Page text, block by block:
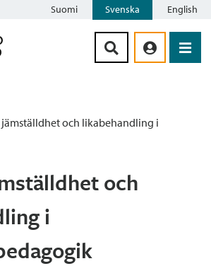
Suomi Svenska English
jämställdhet och likabehandling i
och
i